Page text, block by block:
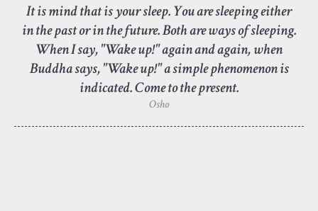
It is mind that is your sleep. You are sleeping either
in the past or in the future. Both are ways of sleeping.
When I say, "Wake up!" again and again, when
Buddha says, "Wake up!" a simple phenomenon is
indicated. Come to the present.
Osho